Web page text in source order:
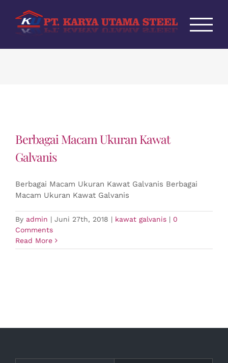
content
Berbagai Macam Ukuran Kawat
Galvanis
Berbagai Macam Ukuran Kawat Galvanis Berbagai
Macam Ukuran Kawat Galvanis
By admin | Juni 27th, 2018 | kawat galvanis | 0
Comments
Read More